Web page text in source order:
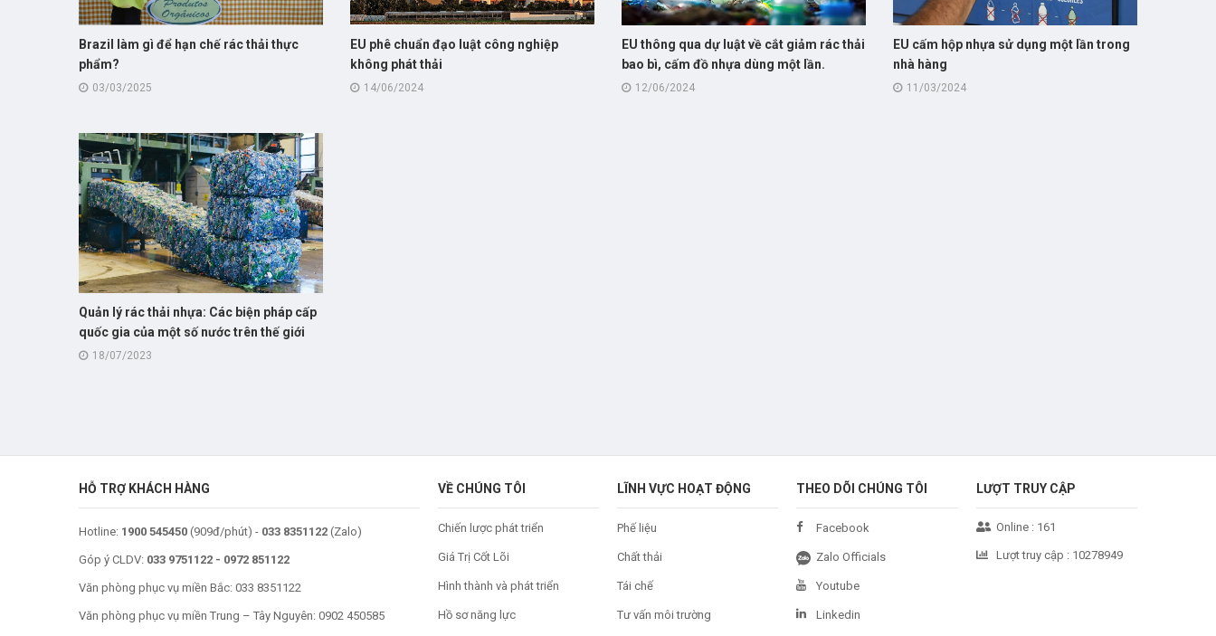
Brazil làm gì để hạn chế rác thải thực
phẩm?
03/03/2025
EU phê chuẩn đạo luật công nghiệp
không phát thải
14/06/2024
EU thông qua dự luật về cắt giảm rác thải
bao bì, cấm đồ nhựa dùng một lần.
12/06/2024
EU cấm hộp nhựa sử dụng một lần trong
nhà hàng
11/03/2024
Quản lý rác thải nhựa: Các biện pháp cấp
quốc gia của một số nước trên thế giới
18/07/2023
HỖ TRỢ KHÁCH HÀNG
Hotline: 1900 545450 (909đ/phút) - 033 8351122 (Zalo)
Góp ý CLDV: 033 9751122 - 0972 851122
Văn phòng phục vụ miền Bắc: 033 8351122
Văn phòng phục vụ miền Trung – Tây Nguyên: 0902 450585
VỀ CHÚNG TÔI
Chiến lược phát triển
Giá Trị Cốt Lõi
Hình thành và phát triển
Hồ sơ năng lực
LĨNH VỰC HOẠT ĐỘNG
Phế liệu
Chất thải
Tái chế
Tư vấn môi trường
THEO DÕI CHÚNG TÔI
Facebook
Zalo Officials
Youtube
Linkedin
LƯỢT TRUY CẬP
Online : 161
Lượt truy cập : 10278949